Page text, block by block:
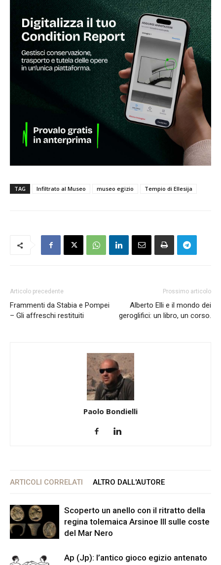
TAG Infiltrato al Museo museo egizio Tempio di Ellesija
Articolo precedente
Frammenti da Stabia e Pompei
– Gli affreschi restituiti
Prossimo articolo
Alberto Elli e il mondo dei
geroglifici: un libro, un corso.
Paolo Bondielli
ARTICOLI CORRELATI ALTRO DALL'AUTORE
Scoperto un anello con il ritratto della
regina tolemaica Arsinoe III sulle coste
del Mar Nero
Ap (Jp): l’antico gioco egizio antenato